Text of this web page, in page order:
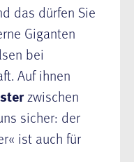
das dürfen Sie
Giganten
bei
Auf ihnen
zwischen
sicher: der
ist auch für